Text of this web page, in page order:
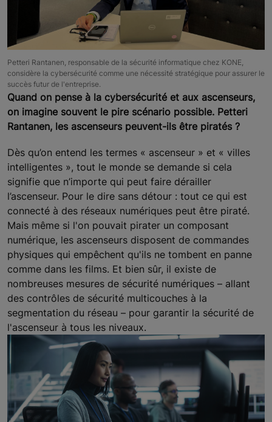
Petteri Rantanen, responsable de la sécurité informatique chez KONE,
considère la cybersécurité comme une nécessité stratégique pour assurer le
succès futur de l'entreprise.
Quand on pense à la cybersécurité et aux ascenseurs,
on imagine souvent le pire scénario possible. Petteri
Rantanen, les ascenseurs peuvent-ils être piratés ?
Dès qu’on entend les termes « ascenseur » et « villes
intelligentes », tout le monde se demande si cela
signifie que n’importe qui peut faire dérailler
l’ascenseur. Pour le dire sans détour : tout ce qui est
connecté à des réseaux numériques peut être piraté.
Mais même si l'on pouvait pirater un composant
numérique, les ascenseurs disposent de commandes
physiques qui empêchent qu'ils ne tombent en panne
comme dans les films. Et bien sûr, il existe de
nombreuses mesures de sécurité numériques – allant
des contrôles de sécurité multicouches à la
segmentation du réseau – pour garantir la sécurité de
l'ascenseur à tous les niveaux.